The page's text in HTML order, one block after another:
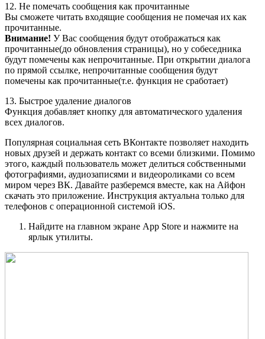
12. Не помечать сообщения как прочитанные
Вы сможете читать входящие сообщения не помечая их как
прочитанные.
Внимание! У Вас сообщения будут отображаться как
прочитанные(до обновления страницы), но у собеседника
будут помечены как непрочитанные. При открытии диалога
по прямой ссылке, непрочитанные сообщения будут
помечены как прочитанные(т.е. функция не сработает)
13. Быстрое удаление диалогов
Функция добавляет кнопку для автоматического удаления
всех диалогов.
Популярная социальная сеть ВКонтакте позволяет находить
новых друзей и держать контакт со всеми близкими. Помимо
этого, каждый пользователь может делиться собственными
фотографиями, аудиозаписями и видеороликами со всем
миром через ВК. Давайте разберемся вместе, как на Айфон
скачать это приложение. Инструкция актуальна только для
телефонов с операционной системой iOS.
Найдите на главном экране App Store и нажмите на
ярлык утилиты.